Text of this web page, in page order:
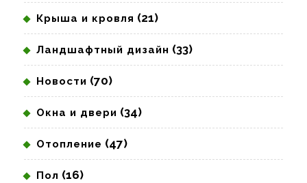
Крыша и кровля (21)
Ландшафтный дизайн (33)
Новости (70)
Окна и двери (34)
Отопление (47)
Пол (16)